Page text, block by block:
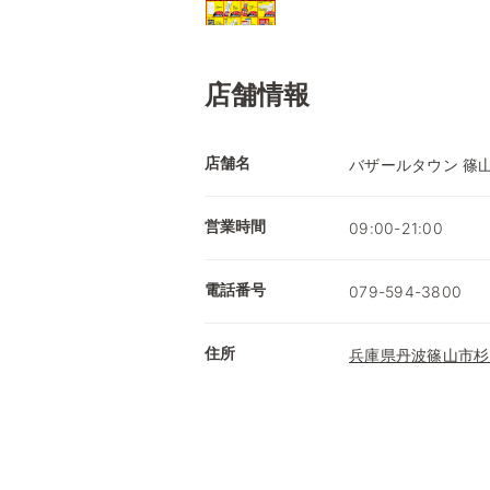
店舗情報
店舗名 バザールタウン 篠
営業時間 09:00-21:00
電話番号 079-594-3800
住所 兵庫県丹波篠山市